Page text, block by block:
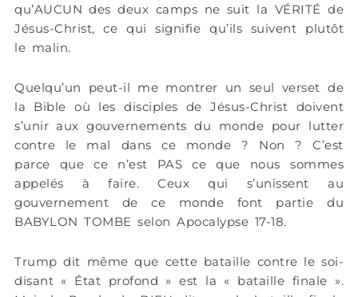
qu’AUCUN des deux camps ne suit la VÉRITÉ de
Jésus-Christ, ce qui signifie qu’ils suivent plutôt
le malin.
Quelqu’un peut-il me montrer un seul verset de
la Bible où les disciples de Jésus-Christ doivent
s’unir aux gouvernements du monde pour lutter
contre le mal dans ce monde ? Non ? C’est
parce que ce n’est PAS ce que nous sommes
appelés à faire. Ceux qui s’unissent au
gouvernement de ce monde font partie du
BABYLON TOMBE selon Apocalypse 17-18.
Trump dit même que cette bataille contre le soi-
disant « État profond » est la « bataille finale ».